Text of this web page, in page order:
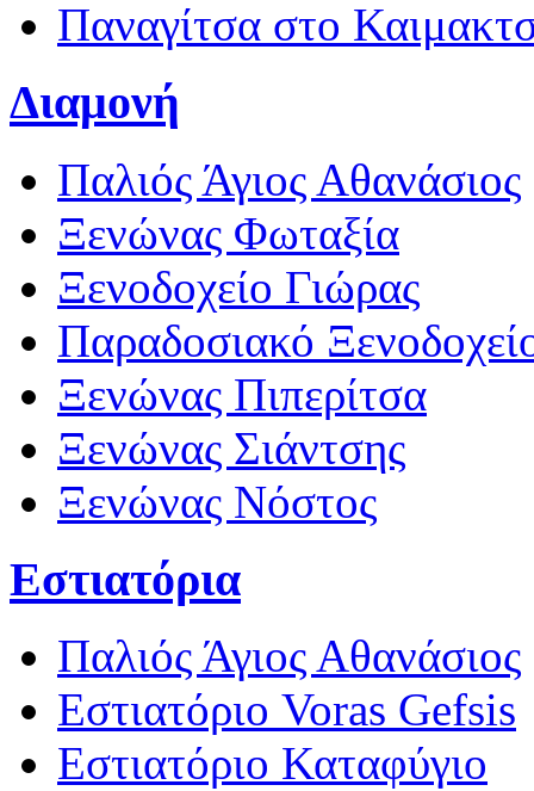
Παναγίτσα στο
Διαμονή
Παλιός Άγιος Αθανάσιος
Ξενώνας Φωταξία
Ξενοδοχείο Γιώρας
Παραδοσιακό
Ξενώνας Πιπερίτσα
Ξενώνας Σιάντσης
Ξενώνας Νόστος
Εστιατόρια
Παλιός Άγιος Αθανάσιος
Εστιατόριο Voras Gefsis
Εστιατόριο Καταφύγιο